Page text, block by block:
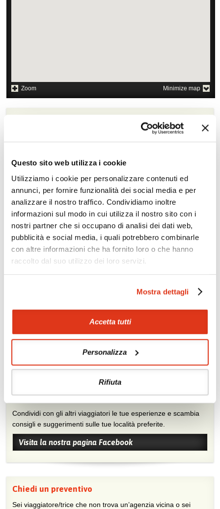
Questo sito web utilizza i cookie
Utilizziamo i cookie per personalizzare contenuti ed
annunci, per fornire funzionalità dei social media e per
analizzare il nostro traffico. Condividiamo inoltre
informazioni sul modo in cui utilizza il nostro sito con i
nostri partner che si occupano di analisi dei dati web,
pubblicità e social media, i quali potrebbero combinarle
con altre informazioni che ha fornito loro o che hanno
raccolto dal suo utilizzo dei loro servizi.
Mostra dettagli
Accetta tutti
Personalizza
Rifiuta
Zoom Minimize map
Quotazioni di alcune proposte di viaggio, modificabili su
Scopri i prezzi »
Da non perdere in Thailandia
Escursioni in città e
shopping
Crociere
Tour culturale
Diving
Tour naturalistici
Golf
Tour con treni di lusso
Arrampicata
Canoa
Mostraci le tue foto su Facebook
Condividi con gli altri viaggiatori le tue esperienze e scambia
consigli e suggerimenti sulle tue località preferite.
Visita la nostra pagina Facebook
Chiedi un preventivo
Sei viaggiatore/trice che non trova un’agenzia vicina o sei